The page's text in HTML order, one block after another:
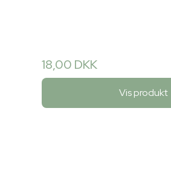
18,00 DKK
Vis produkt